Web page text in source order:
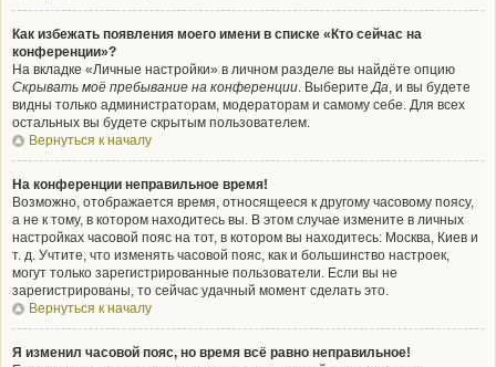
Как избежать появления моего имени в списке «Кто сейчас на
конференции»?
На вкладке «Личные настройки» в личном разделе вы найдёте опцию
Скрывать моё пребывание на конференции. ВыберитеДа, и вы будете
видны только администраторам, модераторам и самому себе. Для всех
остальных вы будете скрытым пользователем.
Вернуться к началу
На конференции неправильное время!
Возможно, отображается время, относящееся к другому часовому поясу,
а не к тому, в котором находитесь вы. В этом случае измените в личных
настройках часовой пояс на тот, в котором вы находитесь: Москва, Киев и
т. д. Учтите, что изменять часовой пояс, как и большинство настроек,
могут только зарегистрированные пользователи. Если вы не
зарегистрированы, то сейчас удачный момент сделать это.
Вернуться к началу
Я изменил часовой пояс, но время всё равно неправильное!